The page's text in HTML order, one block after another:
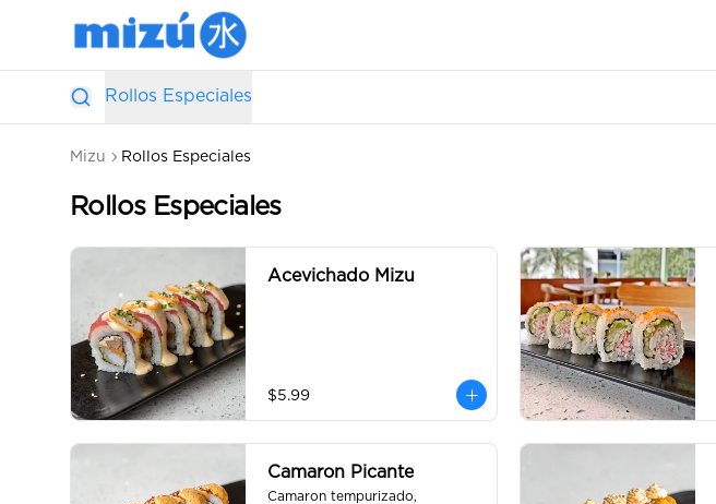
Rollos Especiales
Mizu Rollos Especiales
Rollos Especiales
Acevichado Mizu
$5.99
Camaron Picante
Camaron tempurizado,